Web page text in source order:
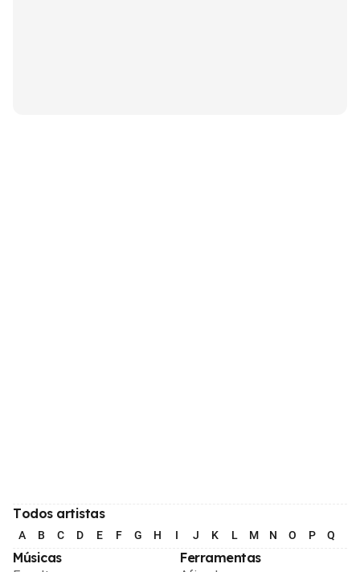
Todos artistas
A B C D E F G H I J K L M N O P Q
Músicas Ferramentas